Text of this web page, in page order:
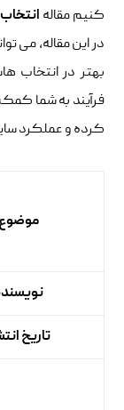
کنیم مقاله
در این مقاله، می
بهتر در انتخاب
فرآیند به شما
کرده و عملکرد
موضوع
تاریخ